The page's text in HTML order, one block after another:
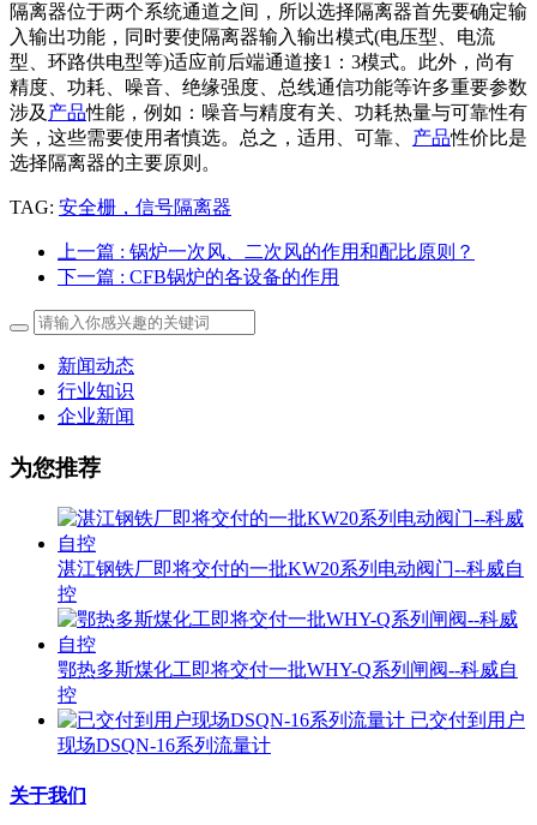
隔离器位于两个系统通道之间，所以选择隔离器首先要确定输
入输出功能，同时要使隔离器输入输出模式(电压型、电流
型、环路供电型等)适应前后端通道接1：3模式。此外，尚有
精度、功耗、噪音、绝缘强度、总线通信功能等许多重要参数
涉及 产品性能，例如：噪音与精度有关、功耗热量与可靠性有
关，这些需要使用者慎选。总之，适用、可靠、 产品性价比是
选择隔离器的主要原则。
TAG: 安全栅，信号隔离器
上一篇 : 锅炉一次风、二次风的作用和配比原则？
下一篇 : CFB锅炉的各设备的作用
新闻动态
行业知识
企业新闻
为您推荐
湛江钢铁厂即将交付的一批KW20系列电动阀门--科威自
控
鄂热多斯煤化工即将交付一批WHY-Q系列闸阀--科威自
控
已交付到用户
现场DSQN-16系列流量计
关于我们